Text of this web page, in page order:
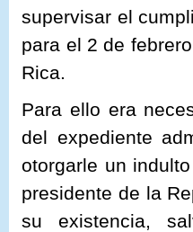
supervisar el
para el 2 de
Rica.
Para ello era
del expediente
otorgarle un
presidente de la
su existencia,